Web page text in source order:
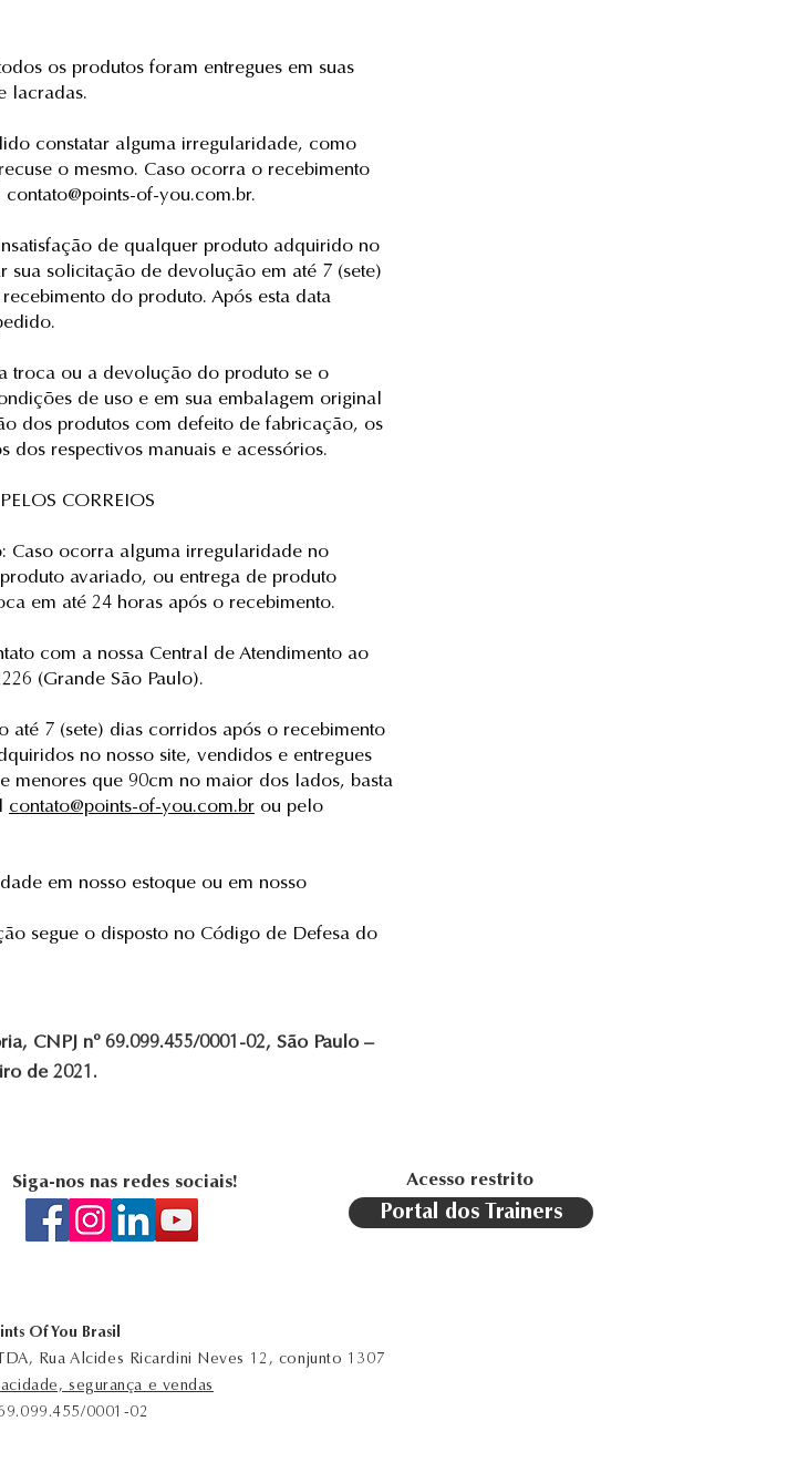
os produtos foram entregues em suas
lacradas.
constatar alguma irregularidade, como
o mesmo. Caso ocorra o recebimento
contato@points-of-you.com.br.
de qualquer produto adquirido no
sua solicitação de devolução em até 7 (sete)
do produto. Após esta data
troca ou a devolução do produto se o
de uso e em sua embalagem original
dos produtos com defeito de fabricação, os
dos respectivos manuais e acessórios.
CORREIOS
Caso ocorra alguma irregularidade no
avariado, ou entrega de produto
em até 24 horas após o recebimento.
com a nossa Central de Atendimento ao
(Grande São Paulo).
até 7 (sete) dias corridos após o recebimento
no nosso site, vendidos e entregues
menores que 90cm no maior dos lados, basta
contato@points-of-you.com.br ou pelo
em nosso estoque ou em nosso
segue o disposto no Código de Defesa do
CNPJ nº 69.099.455/0001-02, São Paulo –
de 2021.
Siga-nos nas redes sociais! Acesso restrito
Portal dos Trainers
Of You Brasil
Rua Alcides Ricardini Neves 12, conjunto 1307
segurança e vendas
0001-02